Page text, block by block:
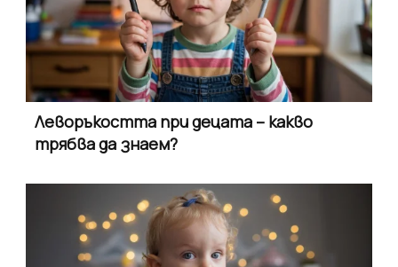
Леворъкостта при децата – какво
трябва да знаем?